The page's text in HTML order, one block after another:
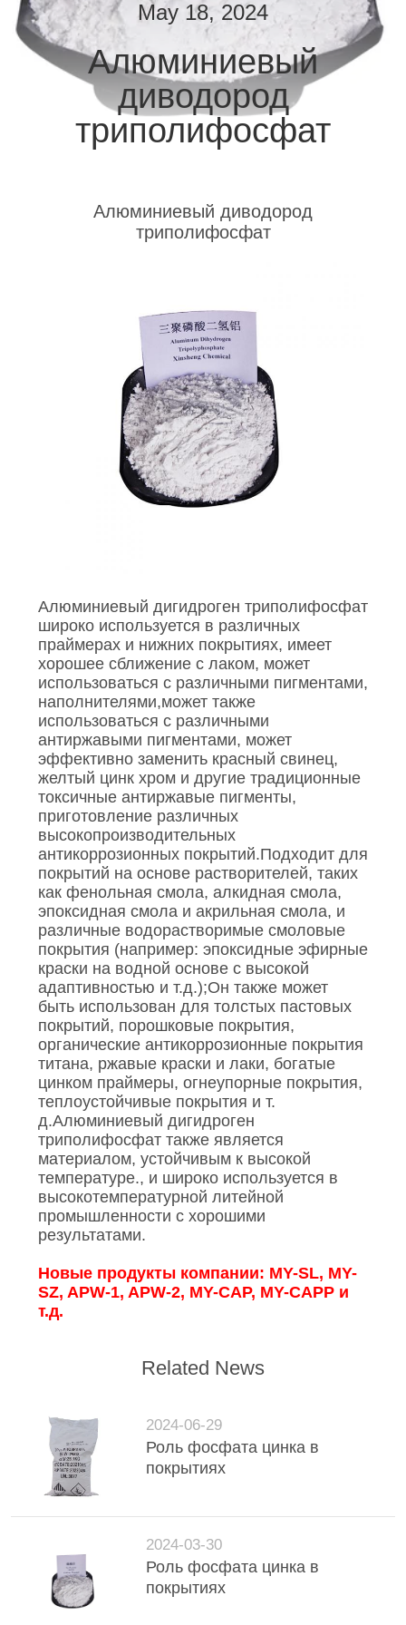
ЗАВОДУ
КОНТРОЛЬ
КАЧЕСТВА
СВЯЖИТЕСЬ
May 18, 2024
Алюминиевый
диводород
триполифосфат
Алюминиевый диводород
триполифосфат
Алюминиевый дигидроген триполифосфат
широко используется в различных
праймерах и нижних покрытиях, имеет
хорошее сближение с лаком, может
использоваться с различными пигментами,
наполнителями,может также
использоваться с различными
антиржавыми пигментами, может
эффективно заменить красный свинец,
желтый цинк хром и другие традиционные
токсичные антиржавые пигменты,
приготовление различных
высокопроизводительных
антикоррозионных покрытий.Подходит для
покрытий на основе растворителей, таких
как фенольная смола, алкидная смола,
эпоксидная смола и акрильная смола, и
различные водорастворимые смоловые
покрытия (например: эпоксидные эфирные
краски на водной основе с высокой
адаптивностью и т.д.);Он также может
быть использован для толстых пастовых
покрытий, порошковые покрытия,
органические антикоррозионные покрытия
титана, ржавые краски и лаки, богатые
цинком праймеры, огнеупорные покрытия,
теплоустойчивые покрытия и т.
д.Алюминиевый дигидроген
триполифосфат также является
материалом, устойчивым к высокой
температуре., и широко используется в
высокотемпературной литейной
промышленности с хорошими
результатами.
Новые продукты компании: MY-SL, MY-
SZ, APW-1, APW-2, MY-CAP, MY-CAPP и
т.д.
Related News
2024-06-29
Роль фосфата цинка в
покрытиях
2024-03-30
Роль фосфата цинка в
покрытиях